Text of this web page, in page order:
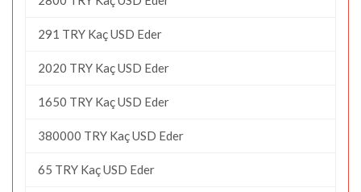
291 TRY Kaç USD Eder
2020 TRY Kaç USD Eder
1650 TRY Kaç USD Eder
380000 TRY Kaç USD Eder
65 TRY Kaç USD Eder